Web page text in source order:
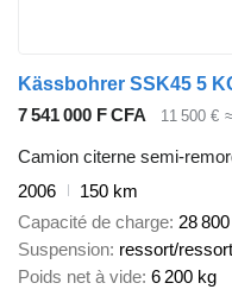
Kässbohrer SSK45 5
7 541 000 F CFA
11 500 €
Camion citerne semi-
2006
150 km
Capacité de charge 28
Suspension ressort/ressort
Poids net à vide 6 200 kg